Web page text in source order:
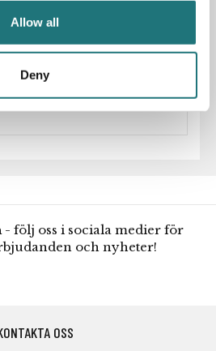
Allow all
Deny
förnyas och förändras.
190301
Nils Strinning
- följ oss i sociala medier för
och nyheter!
OSS